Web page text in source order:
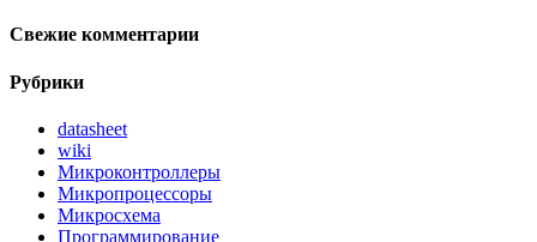
Свежие комментарии
Рубрики
datasheet
wiki
Микроконтроллеры
Микропроцессоры
Микросхема
Программирование